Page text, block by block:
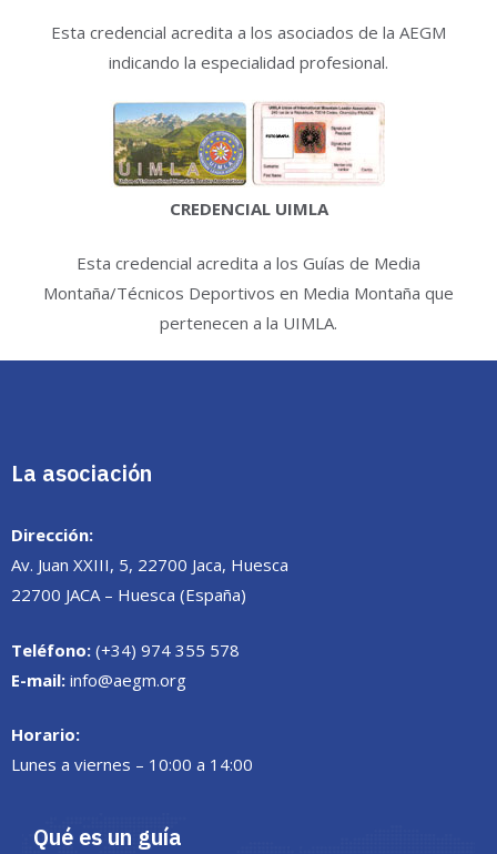
Esta credencial acredita a los asociados de la AEGM
indicando la especialidad profesional.
CREDENCIAL UIMLA
Esta credencial acredita a los Guías de Media
Montaña/Técnicos Deportivos en Media Montaña que
pertenecen a la UIMLA.
La asociación
Dirección:
Av. Juan XXIII, 5, 22700 Jaca, Huesca
22700 JACA – Huesca (España)
Teléfono: (+34) 974 355 578
E-mail: info@aegm.org
Horario:
Lunes a viernes – 10:00 a 14:00
Qué es un guía